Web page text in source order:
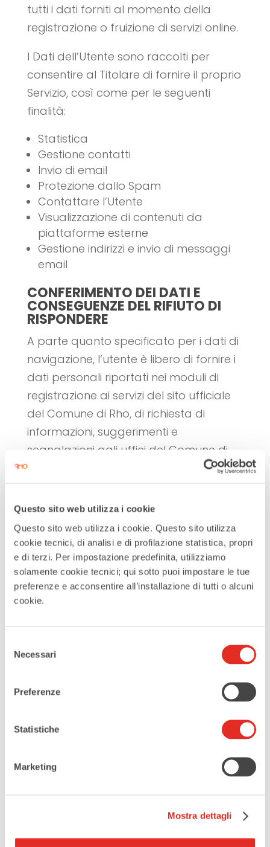
Questo sito web utilizza i cookie
Questo sito web utilizza i cookie. Questo sito utilizza
cookie tecnici, di analisi e di profilazione statistica, propri
e di terzi. Per impostazione predefinita, utilizziamo
solamente cookie tecnici; qui sotto puoi impostare le tue
preferenze e acconsentire all’installazione di tutti o alcuni
cookie.
delNecessari
Preferenze
Statistiche
Marketing
Mostra dettagli
tutti i dati forniti al momento della
registrazione o fruizione di servizi online.
I Dati dell’Utente sono raccolti per
consentire al Titolare di fornire il proprio
Servizio, così come per le seguenti
finalità:
Statistica
Gestione contatti
Invio di email
Protezione dallo Spam
Contattare l’Utente
Visualizzazione di contenuti da
piattaforme esterne
Gestione indirizzi e invio di messaggi
email
CONFERIMENTO DEI DATI E
CONSEGUENZE DEL RIFIUTO DI
RISPONDERE
A parte quanto specificato per i dati di
navigazione, l’utente è libero di fornire i
dati personali riportati nei moduli di
registrazione ai servizi del sito ufficiale
del Comune di Rho, di richiesta di
informazioni, suggerimenti e
segnalazioni agli uffici del Comune di
Rho.
comportare l’impossibilità di ottenere
quanto richiesto.
Il Comune di Rho invita gli utenti a
fornire soltanto recapiti personali,
indicando, nelle apposite sezioni, i
contatti riconducibili alle loro sole
servizi, a non comunicare nominativi o
ulteriori dati personali di altri soggetti
nei casi in cui gli stessi non siano
strettamente necessari e richiesti dai
procedimenti.
Il trattamento dei dati personali è
Regolamento e precisamente: raccolta,
registrazione, organizzazione,